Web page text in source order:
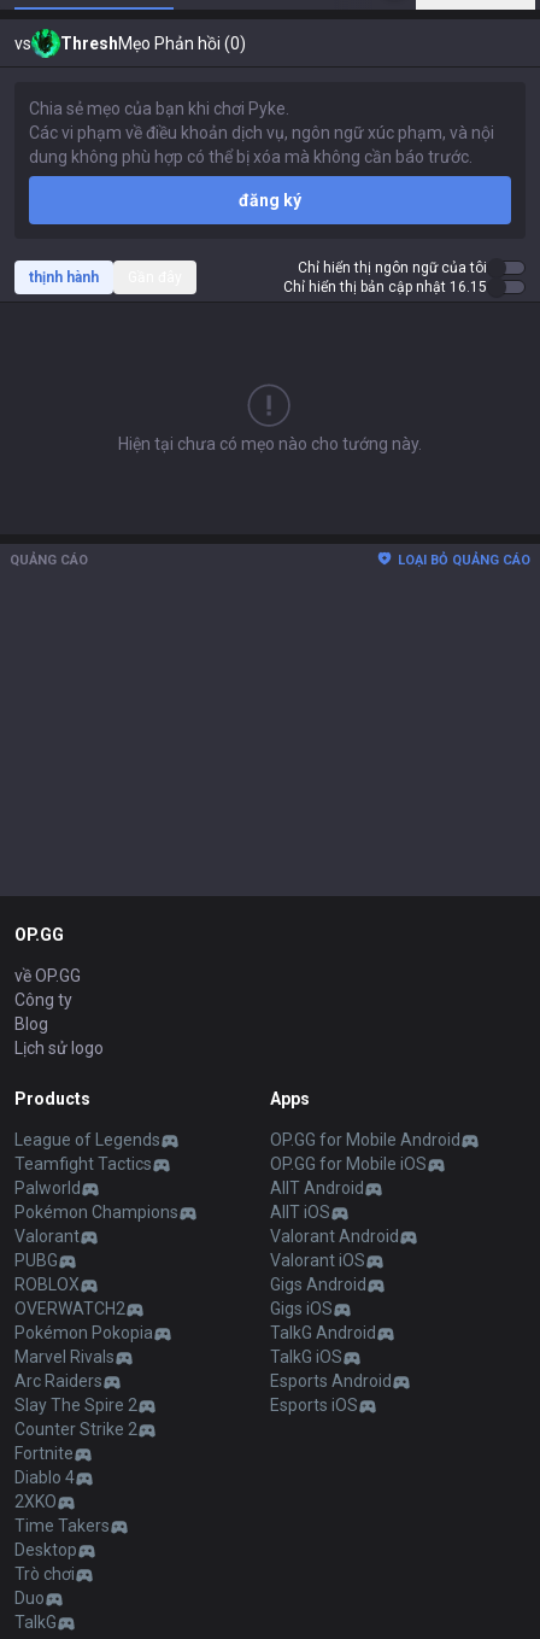
vs ThreshMẹo Phản hồi (0)
đăng ký
thịnh hành
Chỉ hiển thị ngôn ngữ của tôi
Chỉ hiển thị bản cập nhật 16.15
Hiện tại chưa có mẹo nào cho tướng này.
QUẢNG CÁO LOẠI BỎ QUẢNG CÁO
OP.GG
về OP.GG
Công ty
Blog
Lịch sử logo
Products
League of Legends
Teamfight Tactics
Palworld
Pokémon Champions
Valorant
PUBG
ROBLOX
OVERWATCH2
Pokémon Pokopia
Marvel Rivals
Arc Raiders
Slay The Spire 2
Counter Strike 2
Fortnite
Diablo 4
2XKO
Time Takers
Desktop
Trò chơi
Duo
TalkG
Apps
OP.GG for Mobile Android
OP.GG for Mobile iOS
AllT Android
AllT iOS
Valorant Android
Valorant iOS
Gigs Android
Gigs iOS
TalkG Android
TalkG iOS
Esports Android
Esports iOS